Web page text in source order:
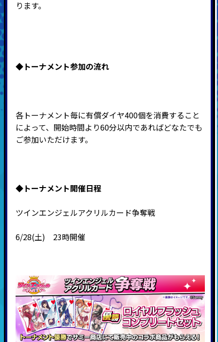
ります。
◆トーナメント参加の流れ
各トーナメント毎に有償ダイヤ400個を消費すること
によって、開始時間より60分以内であればどなたでも
ご参加いただけます。
◆トーナメント開催日程
ツインエンジェルアクリルカード争奪戦
6/28(土) 23時開催